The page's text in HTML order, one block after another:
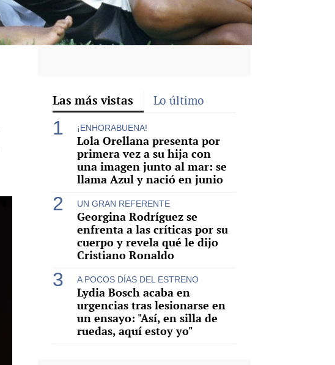
Las más vistas Lo último
¡ENHORABUENA!
Lola Orellana presenta por
primera vez a su hija con
una imagen junto al mar: se
llama Azul y nació en junio
UN GRAN REFERENTE
Georgina Rodríguez se
enfrenta a las críticas por su
cuerpo y revela qué le dijo
Cristiano Ronaldo
A POCOS DÍAS DEL ESTRENO
Lydia Bosch acaba en
urgencias tras lesionarse en
un ensayo: "Así, en silla de
ruedas, aquí estoy yo"